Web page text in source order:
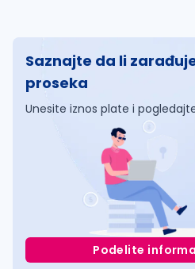
Saznajte da li
proseka
Unesite iznos plate i
Podelite